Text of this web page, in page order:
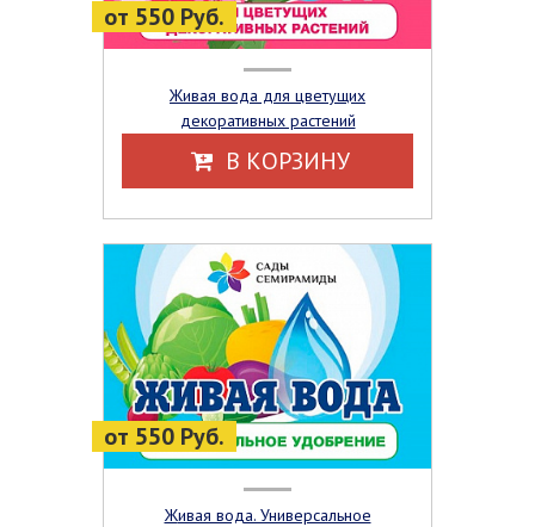
от 550 Руб.
Живая вода для цветущих
декоративных растений
В КОРЗИНУ
от 550 Руб.
Живая вода. Универсальное